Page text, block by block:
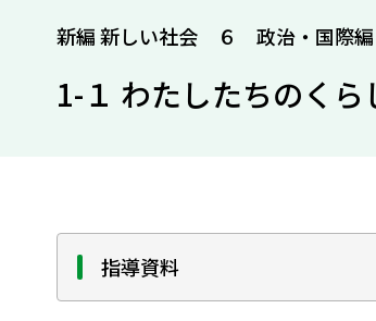
新編 新しい社会 ６ 政治・国際編
1-１ わたしたちのく
指導資料